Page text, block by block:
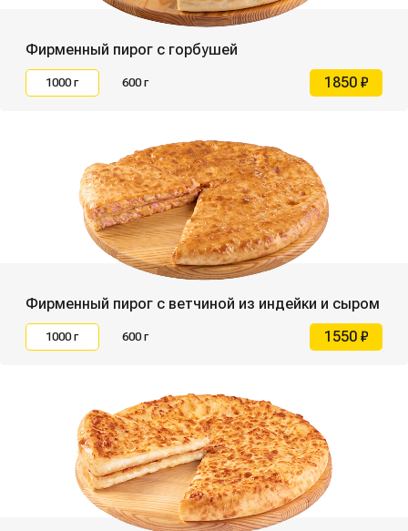
Фирменный пирог с горбушей
1000 г 600 г 1850 ₽
Фирменный пирог с ветчиной из индейки и сыром
1000 г 600 г 1550 ₽